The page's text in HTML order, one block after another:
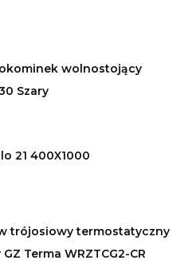
wolnostojący
Szary
21 400X1000
trójosiowy termostatyczny
Terma WRZTCG2-CR